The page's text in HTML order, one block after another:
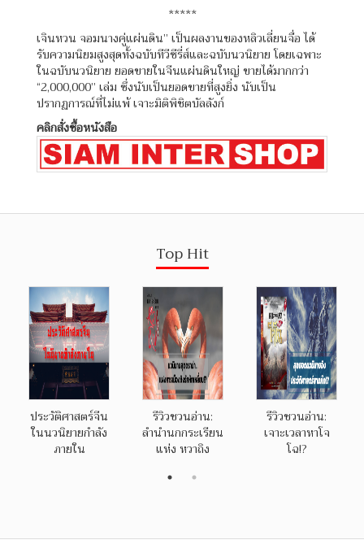
*****
เจินหวน จอมนางคู่แผ่นดิน” เป็นผลงานของหลิวเลี่ยนจื่อ ได้
รับความนิยมสูงสุดทั้งฉบับทีวีซีรี่ส์และฉบับนวนิยาย โดยเฉพาะ
ในฉบับนวนิยาย ยอดขายในจีนแผ่นดินใหญ่ ขายได้มากกว่า
“2,000,000” เล่ม ซึ่งนับเป็นยอดขายที่สูงยิ่ง นับเป็น
ปรากฏการณ์ที่ไม่แพ้ เจาะมิติพิชิตบัลลังก์
คลิกสั่งซื้อหนังสือ
Top Hit
ประวัติศาสตร์จีน
ในนวนิยายกำลัง
ภายใน
รีวิวชวนอ่าน:
ลำนำนกกระเรียน
แห่ง หวาถิง
รีวิวชวนอ่าน:
เจาะเวลาหาโจ
โฉ!?